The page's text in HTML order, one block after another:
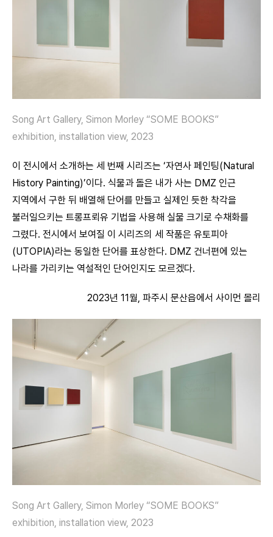
Song Art Gallery, Simon Morley “SOME BOOKS”
exhibition, installation view, 2023
이 전시에서 소개하는 세 번째 시리즈는 ‘자연사 페인팅(Natural
History Painting)’이다. 식물과 돌은 내가 사는 DMZ 인근
지역에서 구한 뒤 배열해 단어를 만들고 실제인 듯한 착각을
불러일으키는 트롱프뢰유 기법을 사용해 실물 크기로 수채화를
그렸다. 전시에서 보여질 이 시리즈의 세 작품은 유토피아
(UTOPIA)라는 동일한 단어를 표상한다. DMZ 건너편에 있는
나라를 가리키는 역설적인 단어인지도 모르겠다.
2023년 11월, 파주시 문산읍에서 사이먼 몰리
Song Art Gallery, Simon Morley “SOME BOOKS”
exhibition, installation view, 2023